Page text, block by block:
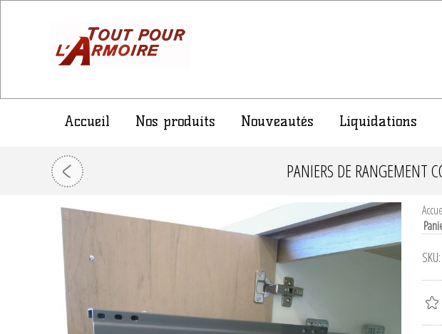
Accueil Nos produits Nouveautés Liquidations
PANIERS DE RANGEMENT
SKU: